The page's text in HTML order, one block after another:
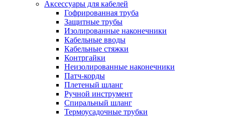
Аксессуары для кабелей
Гофрированная труба
Защитные трубы
Изолированные наконечники
Кабельные вводы
Кабельные стяжки
Контргайки
Неизолированные наконечники
Патч-корды
Плетеный шланг
Ручной инструмент
Спиральный шланг
Термоусадочные трубки